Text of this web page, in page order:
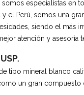
especialistas en
el Perú, somos una
siendo el más
atención y asesoría
tipo mineral blanco
un gran